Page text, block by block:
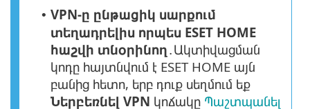
• VPN-ը ընթացիկ սարքում
տեղադրելիս որպես ESET HOME
հաշվի տնօրինող․Ակտիվացման
կոդը հայտնվում է ESET HOME այն
բանից հետո, երբ դուք սեղմում եք
Ներբեռնել VPN կոճակը Պաշտպանել